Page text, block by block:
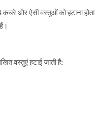
कचरे और ऐसी वस्तुओं को हटाना होता
वस्तुएं हटाई जाती हैं: